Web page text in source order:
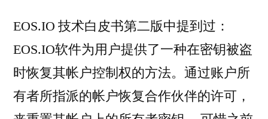
EOS.IO 技术白皮书第二版中提到过：
EOS.IO软件为用户提供了一种在密钥被盗
时恢复其帐户控制权的方法。通过账户所
有者所指派的帐户恢复合作伙伴的许可，